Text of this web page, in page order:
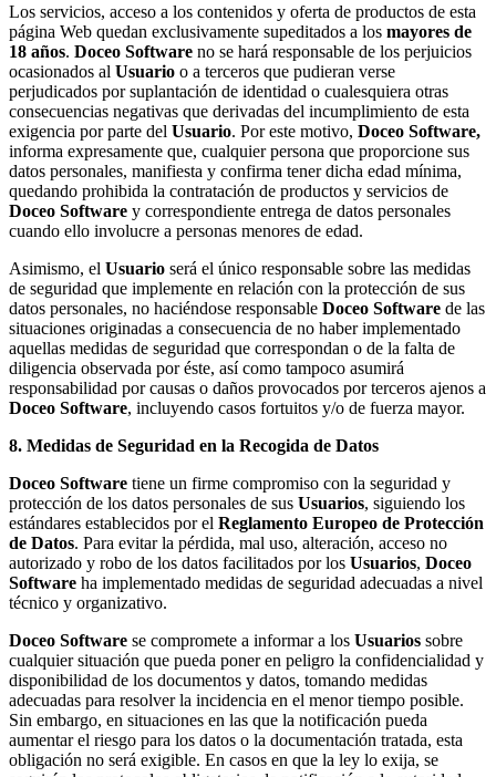
Los servicios, acceso a los contenidos y oferta de productos de esta
página Web quedan exclusivamente supeditados a los mayores de
18 años. Doceo Software no se hará responsable de los perjuicios
ocasionados al Usuario o a terceros que pudieran verse
perjudicados por suplantación de identidad o cualesquiera otras
consecuencias negativas que derivadas del incumplimiento de esta
exigencia por parte del Usuario. Por este motivo, Doceo Software,
informa expresamente que, cualquier persona que proporcione sus
datos personales, manifiesta y confirma tener dicha edad mínima,
quedando prohibida la contratación de productos y servicios de
Doceo Software y correspondiente entrega de datos personales
cuando ello involucre a personas menores de edad.
Asimismo, el Usuario será el único responsable sobre las medidas
de seguridad que implemente en relación con la protección de sus
datos personales, no haciéndose responsable Doceo Software de las
situaciones originadas a consecuencia de no haber implementado
aquellas medidas de seguridad que correspondan o de la falta de
diligencia observada por éste, así como tampoco asumirá
responsabilidad por causas o daños provocados por terceros ajenos a
Doceo Software, incluyendo casos fortuitos y/o de fuerza mayor.
8. Medidas de Seguridad en la Recogida de Datos
Doceo Software tiene un firme compromiso con la seguridad y
protección de los datos personales de sus Usuarios, siguiendo los
estándares establecidos por el Reglamento Europeo de Protección
de Datos. Para evitar la pérdida, mal uso, alteración, acceso no
autorizado y robo de los datos facilitados por los Usuarios, Doceo
Software ha implementado medidas de seguridad adecuadas a nivel
técnico y organizativo.
Doceo Software se compromete a informar a los Usuarios sobre
cualquier situación que pueda poner en peligro la confidencialidad y
disponibilidad de los documentos y datos, tomando medidas
adecuadas para resolver la incidencia en el menor tiempo posible.
Sin embargo, en situaciones en las que la notificación pueda
aumentar el riesgo para los datos o la documentación tratada, esta
obligación no será exigible. En casos en que la ley lo exija, se